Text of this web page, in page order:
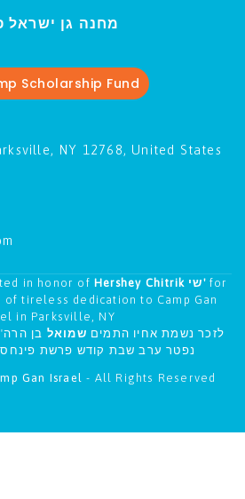
מחנה גן ישראל
Scholarship Fund
NY 12768, United States
in honor of Hershey Chitrik שי' for
tireless dedication to Camp Gan
in Parksville, NY
לזכר נשמת אחיו התמים שמואל בן
נפטר ערב שבת קודש פרשת
Gan Israel- All Rights Reserved